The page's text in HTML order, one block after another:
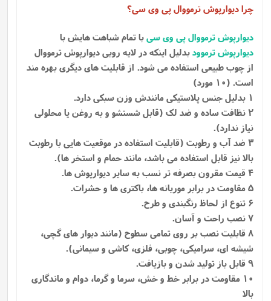
چرا دیوارپوش ترمووال پی وی سی؟
دیوارپوش ترمووال پی وی سیبا تمام شباهت هایش با
دیوارپوش ترموودبدلیل اینکه در لایه رویی دیوارپوش ترمووال
از چوب طبیعی استفاده می شود. از قابلیت های دیگری بهره مند
است. (10 مورد)
1 بدلیل جنس پلاستیکی مانندش وزن سبکی دارد.
2 نظافت ساده و ضد لک (قابل شستشو و به روغن یا محلولی
نیاز ندارد).
3 ضد آب و رطوبت (قابلیت استفاده در موقعیت هایی با رطوبت
بالا نیز قابل استفاده می باشد، مانند حمام و استخر ها).
4 قیمت مقرون بصرفه تر نسب به سایر دیوارپوش ها.
5 مقاومت در برابر موریانه ها، باکتری ها و حشرات.
6 تنوع از لحاظ رنگبندی و طرح.
7 نصب راحت و آسان.
8 قابلیت نصب بر روی تمامی سطوح (مانند دیوار های گچی،
شیشه ای، سرامیکی، چوبی، فلزی، کاشی و سیمانی).
9 قابل باز تولید شدن و بازیافت.
10 مقاومت در برابر خط و خش، سرما و گرما، دوام و ماندگاری
بالا